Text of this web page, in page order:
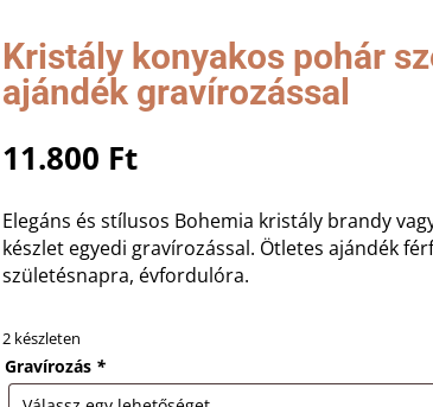
Kristály konyakos pohár
ajándék gravírozással
11.800 Ft
Elegáns és stílusos Bohemia kristály brandy
készlet egyedi gravírozással. Ötletes ajándék
születésnapra, évfordulóra.
2 készleten
Gravírozás *